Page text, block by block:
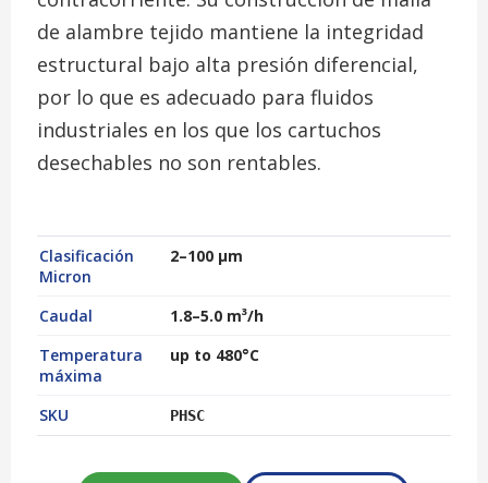
de alambre tejido mantiene la integridad
estructural bajo alta presión diferencial,
por lo que es adecuado para fluidos
industriales en los que los cartuchos
desechables no son rentables.
Clasificación
Micron
2–100 µm
Caudal
1.8–5.0 m³/h
Temperatura
máxima
up to 480°C
SKU PHSC